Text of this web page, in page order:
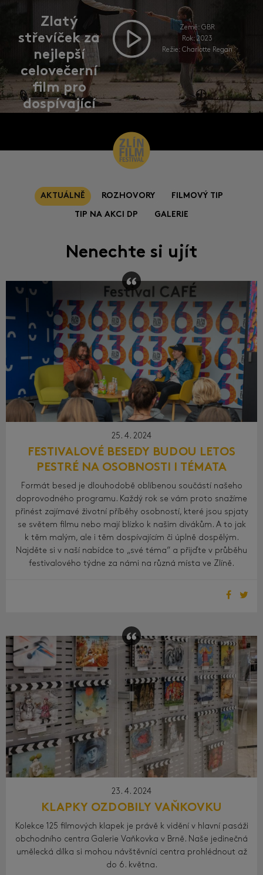
Zlatý
střevíček za
nejlepší
celovečerní
film pro
dospívající
Země: GBR
Rok: 2023
Režie: Charlotte Regan
AKTUÁLNĚ ROZHOVORY FILMOVÝ TIP
TIP NA AKCI DP GALERIE
Nenechte si ujít
25. 4. 2024
FESTIVALOVÉ BESEDY BUDOU LETOS
PESTRÉ NA OSOBNOSTI I TÉMATA
Formát besed je dlouhodobě oblíbenou součástí našeho
doprovodného programu. Každý rok se vám proto snažíme
přinést zajímavé životní příběhy osobností, které jsou spjaty
se světem filmu nebo mají blízko k našim divákům. A to jak
k těm malým, ale i těm dospívajícím či úplně dospělým.
Najděte si v naší nabídce to „své téma“ a přijďte v průběhu
festivalového týdne za námi na různá místa ve Zlíně.
23. 4. 2024
KLAPKY OZDOBILY VAŇKOVKU
Kolekce 125 filmových klapek je právě k vidění v hlavní pasáži
obchodního centra Galerie Vaňkovka v Brně. Naše jedinečná
umělecká dílka si mohou návštěvníci centra prohlédnout až
do 6. května.